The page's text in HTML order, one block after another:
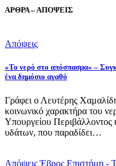
ΑΡΘΡΑ – ΑΠΟΨΕΙΣ
Απόψεις
«Το νερό στο απόσπασμα» –
ένα δημόσιο αγαθό
Γράφει ο Λευτέρης
κοινωνικό χαρακτήρα του
Υπουργείου Περιβάλλοντος
υδάτων, που παραδίδει…
Απόψεις Έβρος Επιστήμη -